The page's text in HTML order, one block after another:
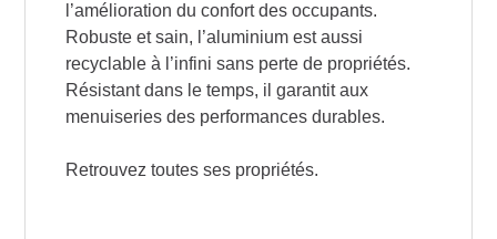
l’amélioration du confort des occupants.
Robuste et sain, l’aluminium est aussi
recyclable à l’infini sans perte de propriétés.
Résistant dans le temps, il garantit aux
menuiseries des performances durables.
Retrouvez toutes ses propriétés.